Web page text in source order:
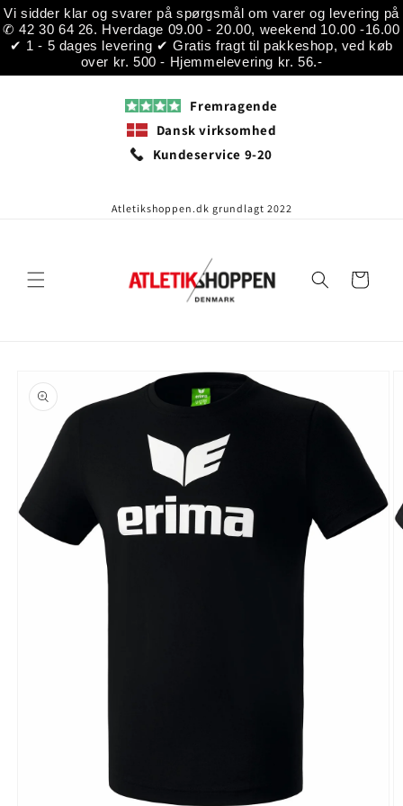
Vi sidder klar og svarer på spørgsmål om varer og levering på
✆ 42 30 64 26. Hverdage 09.00 - 20.00, weekend 10.00 -16.00
✔ 1 - 5 dages levering ✔ Gratis fragt til pakkeshop, ved køb
over kr. 500 - Hjemmelevering kr. 56.-
Gå til
indhold
Fremragende
Dansk virksomhed
Kundeservice 9-20
Atletikshoppen.dk grundlagt 2022
Indkøbskurv